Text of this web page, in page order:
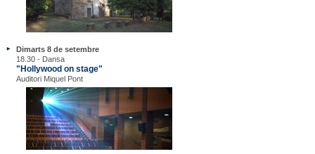
Dimarts 8 de setembre
18.30 - Dansa
"Hollywood on stage"
Auditori Miquel Pont